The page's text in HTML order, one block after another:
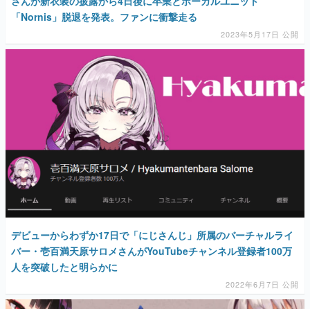
デビューからわずか17日で「にじさんじ」所属のバーチャルライ
バー・壱百満天原サロメさんがYouTubeチャンネル登録者100万
人を突破したと明らかに
2022年6月7日 公開